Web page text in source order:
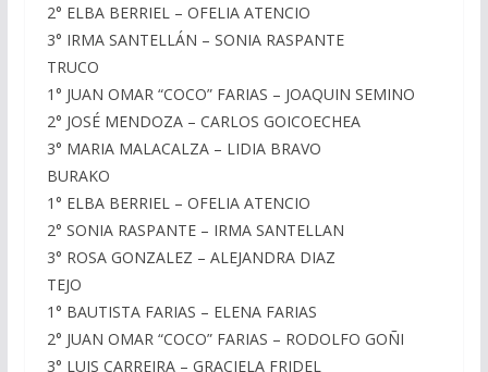
2° ELBA BERRIEL – OFELIA ATENCIO
3° IRMA SANTELLÁN – SONIA RASPANTE
TRUCO
1° JUAN OMAR “COCO” FARIAS – JOAQUIN SEMINO
2° JOSÉ MENDOZA – CARLOS GOICOECHEA
3° MARIA MALACALZA – LIDIA BRAVO
BURAKO
1° ELBA BERRIEL – OFELIA ATENCIO
2° SONIA RASPANTE – IRMA SANTELLAN
3° ROSA GONZALEZ – ALEJANDRA DIAZ
TEJO
1° BAUTISTA FARIAS – ELENA FARIAS
2° JUAN OMAR “COCO” FARIAS – RODOLFO GOÑI
3° LUIS CARREIRA – GRACIELA FRIDEL